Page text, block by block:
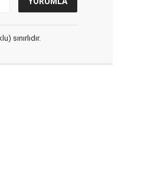
sınırlıdır.